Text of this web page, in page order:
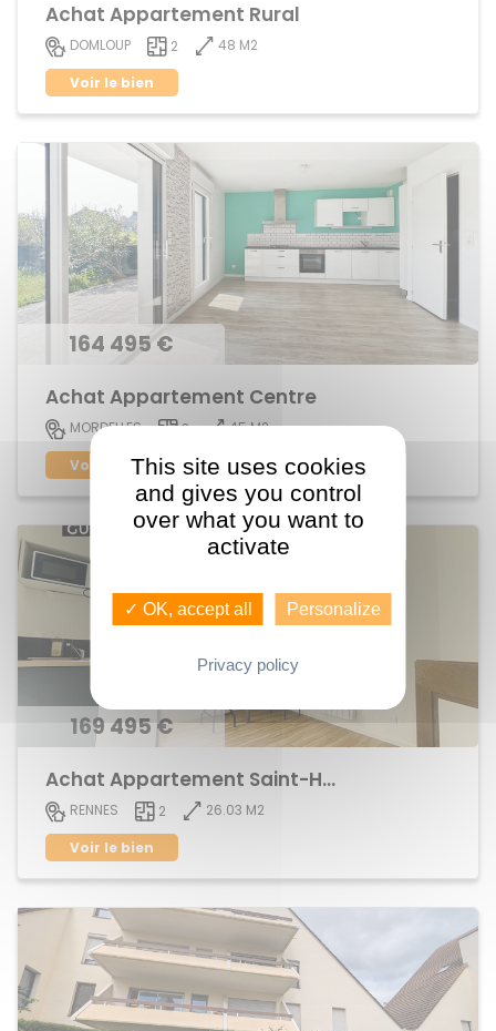
Achat Appartement Rural
DOMLOUP 2
48 M2
Voir le bien
164 495 €
Achat Appartement Centre
MORDELLES 2
45 M2
Voir le bien
169 495 €
Achat Appartement Saint-Helier
RENNES 2
26.03 M2
Voir le bien
This site uses cookies
and gives you control
over what you want to
activate
✓ OK, accept all Personalize
Privacy policy